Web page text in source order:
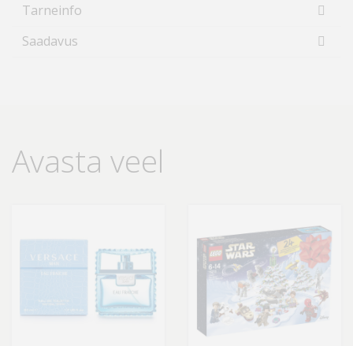
Tarneinfo
Saadavus
Avasta veel